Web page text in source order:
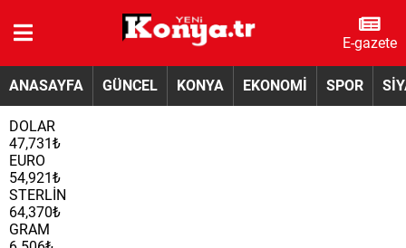
E-gazete
ANASAYFA GÜNCEL KONYA EKONOMİ SPOR
DOLAR
47,731₺
EURO
54,921₺
STERLİN
64,370₺
GRAM